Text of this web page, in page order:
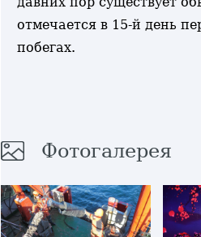
отмечается в 15-й день
побегах.
Фотогалерея